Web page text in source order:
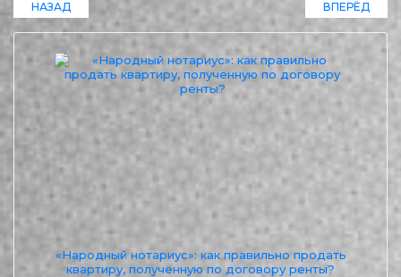
НАЗАД ВПЕРЁД
«Народный нотариус»: как правильно продать
квартиру, полученную по договору ренты?